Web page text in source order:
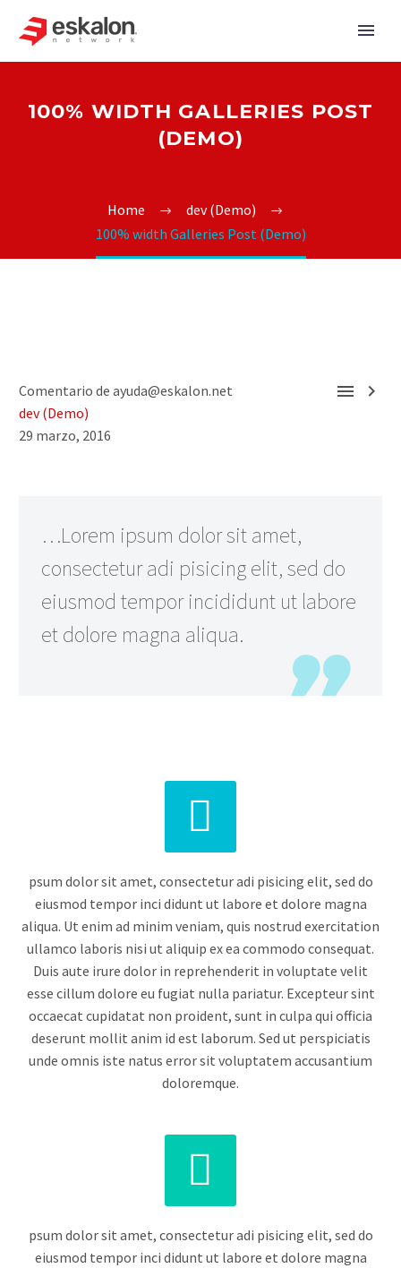
100% WIDTH GALLERIES POST
(DEMO)
Home
dev (Demo)
100% width Galleries Post (Demo)
 
Comentario de ayuda@eskalon.net
dev (Demo)
29 marzo, 2016
…Lorem ipsum dolor sit amet,
consectetur adi pisicing elit, sed do
eiusmod tempor incididunt ut labore
et dolore magna aliqua.


psum dolor sit amet, consectetur adi pisicing elit, sed do
eiusmod tempor inci didunt ut labore et dolore magna
aliqua. Ut enim ad minim veniam, quis nostrud exercitation
ullamco laboris nisi ut aliquip ex ea commodo consequat.
Duis aute irure dolor in reprehenderit in voluptate velit
esse cillum dolore eu fugiat nulla pariatur. Excepteur sint
occaecat cupidatat non proident, sunt in culpa qui officia
deserunt mollit anim id est laborum. Sed ut perspiciatis
unde omnis iste natus error sit voluptatem accusantium
doloremque.


psum dolor sit amet, consectetur adi pisicing elit, sed do
eiusmod tempor inci didunt ut labore et dolore magna